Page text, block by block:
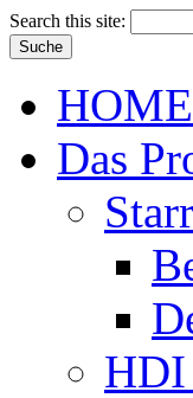
Search this site:
HOME
Das
HDI